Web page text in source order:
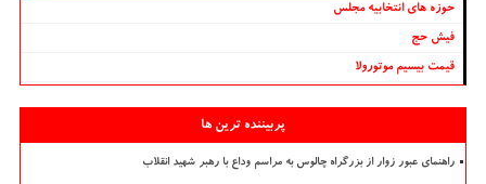
حوزه های انتخابیه مجلس
فیش حج
قیمت بیسیم موتورولا
پربیننده ترین ها
راهنمای عبور زوار از بزرگراه چالوس به مراسم وداع با رهبر شهید انقلاب